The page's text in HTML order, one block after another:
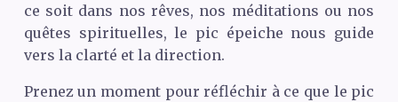
ce soit dans nos rêves, nos méditations ou nos
quêtes spirituelles, le pic épeiche nous guide
vers la clarté et la direction.
Prenez un moment pour réfléchir à ce que le pic